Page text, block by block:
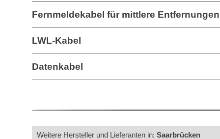
Fernmeldekabel für mittlere Entfernungen
LWL-Kabel
Datenkabel
Weitere Hersteller und Lieferanten in: Saarbrücken